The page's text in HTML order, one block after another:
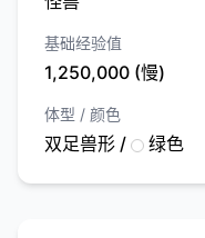
基础经验值
1,250,000 (慢)
体型 / 颜色
双足兽形 / 绿色